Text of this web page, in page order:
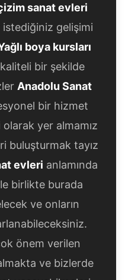
sanat evleri
istediğiniz gelişimi
boya kursları
bir şekilde
Anadolu Sanat
bir hizmet
olarak yer almamız
buluşturmak tayız
evleri anlamında
birlikte burada
ve onların
önem verilen
ve bizlerde